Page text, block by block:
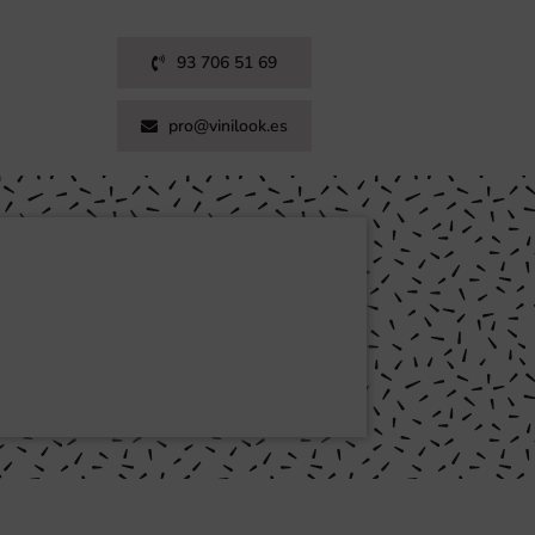
93 706 51 69
pro@vinilook.es